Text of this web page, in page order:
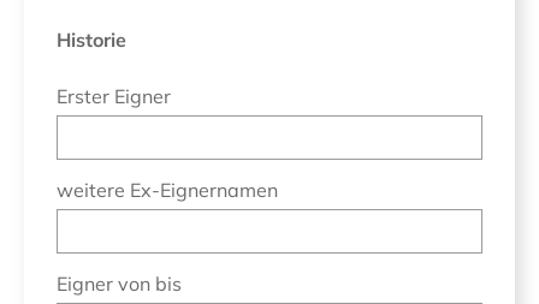
Historie
Erster Eigner
weitere Ex-Eignernamen
Eigner von bis